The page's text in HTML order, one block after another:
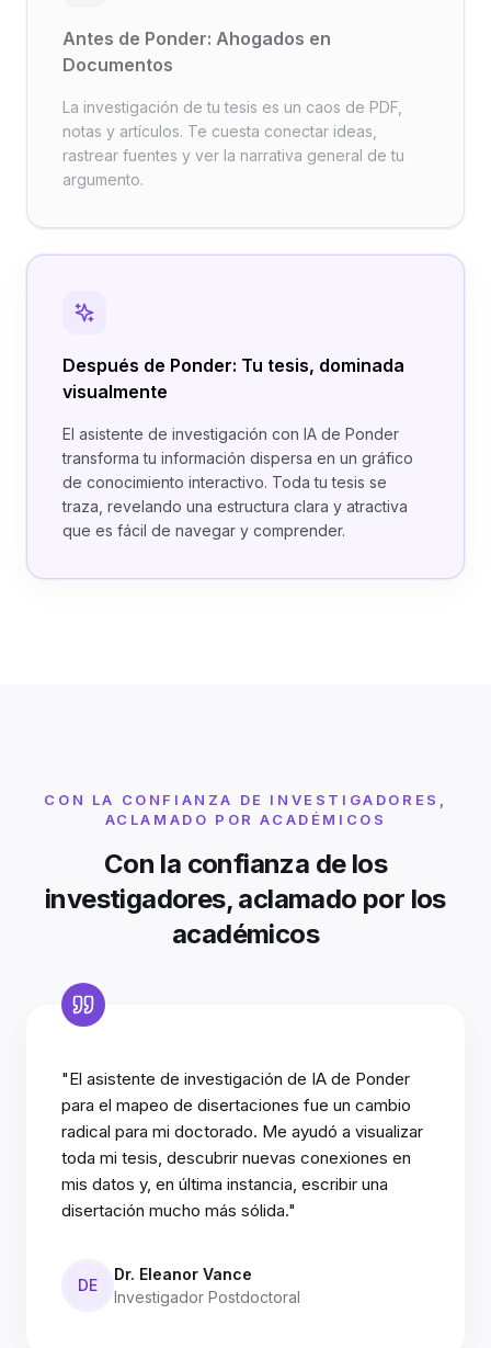
Antes de Ponder: Ahogados en
Documentos
La investigación de tu tesis es un caos de PDF,
notas y artículos. Te cuesta conectar ideas,
rastrear fuentes y ver la narrativa general de tu
argumento.
Después de Ponder: Tu tesis, dominada
visualmente
El asistente de investigación con IA de Ponder
transforma tu información dispersa en un gráfico
de conocimiento interactivo. Toda tu tesis se
traza, revelando una estructura clara y atractiva
que es fácil de navegar y comprender.
CON LA CONFIANZA DE INVESTIGADORES,
ACLAMADO POR ACADÉMICOS
Con la confianza de los
investigadores, aclamado por los
académicos
"El asistente de investigación de IA de Ponder
para el mapeo de disertaciones fue un cambio
radical para mi doctorado. Me ayudó a visualizar
toda mi tesis, descubrir nuevas conexiones en
mis datos y, en última instancia, escribir una
disertación mucho más sólida."
DE
Dr. Eleanor Vance
Investigador Postdoctoral